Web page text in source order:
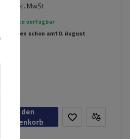
inkl. MwSt
Menge verfügbar
schon am10. August
In den
Warenkorb